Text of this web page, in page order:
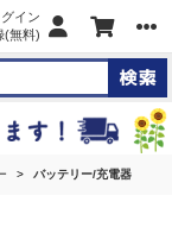
グイン
(無料)
バッテリー/充電器